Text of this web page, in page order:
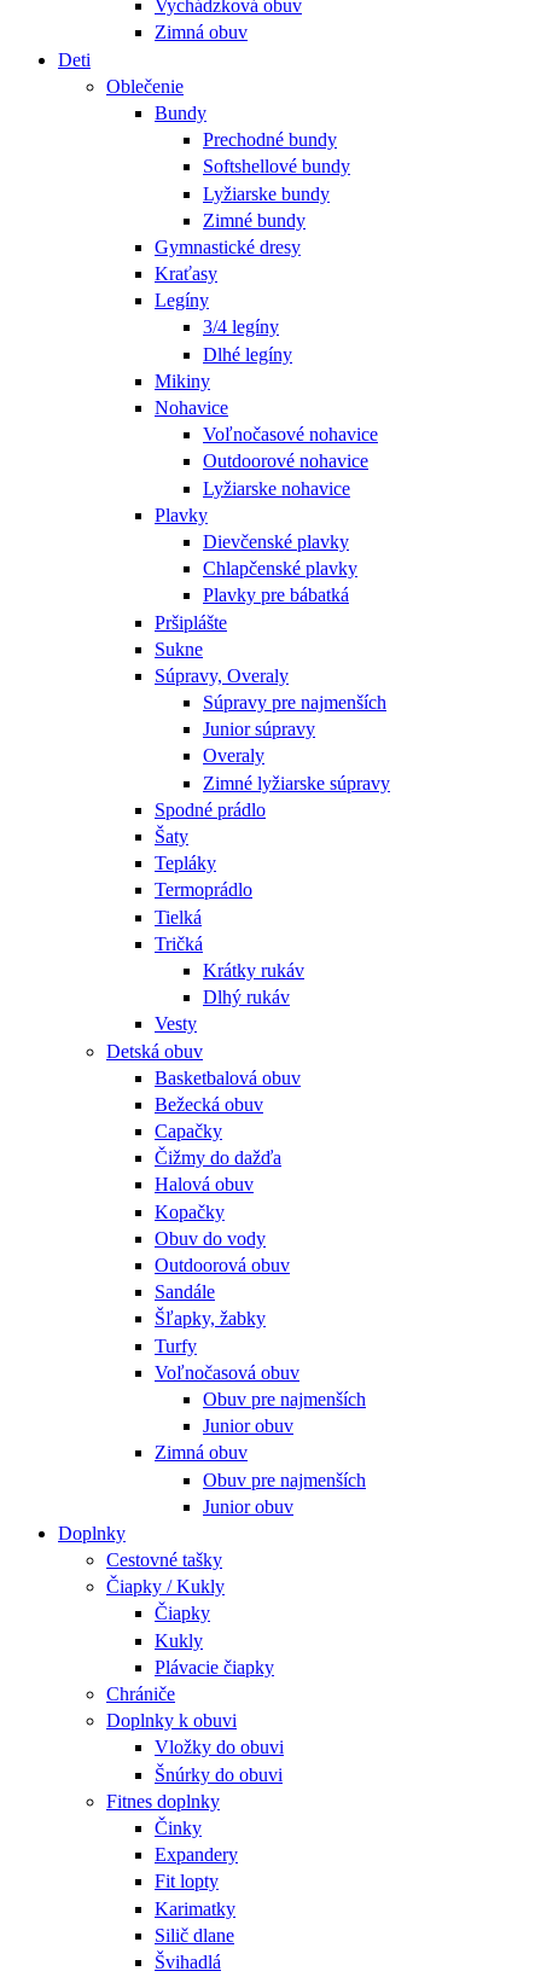
Vychádzková obuv
Zimná obuv
Deti
Oblečenie
Bundy
Prechodné bundy
Softshellové bundy
Lyžiarske bundy
Zimné bundy
Gymnastické dresy
Kraťasy
Legíny
3/4 legíny
Dlhé legíny
Mikiny
Nohavice
Voľnočasové nohavice
Outdoorové nohavice
Lyžiarske nohavice
Plavky
Dievčenské plavky
Chlapčenské plavky
Plavky pre bábatká
Pršiplášte
Sukne
Súpravy, Overaly
Súpravy pre najmenších
Junior súpravy
Overaly
Zimné lyžiarske súpravy
Spodné prádlo
Šaty
Tepláky
Termoprádlo
Tielká
Tričká
Krátky rukáv
Dlhý rukáv
Vesty
Detská obuv
Basketbalová obuv
Bežecká obuv
Capačky
Čižmy do dažďa
Halová obuv
Kopačky
Obuv do vody
Outdoorová obuv
Sandále
Šľapky, žabky
Turfy
Voľnočasová obuv
Obuv pre najmenších
Junior obuv
Zimná obuv
Obuv pre najmenších
Junior obuv
Doplnky
Cestovné tašky
Čiapky / Kukly
Čiapky
Kukly
Plávacie čiapky
Chrániče
Doplnky k obuvi
Vložky do obuvi
Šnúrky do obuvi
Fitnes doplnky
Činky
Expandery
Fit lopty
Karimatky
Silič dlane
Švihadlá